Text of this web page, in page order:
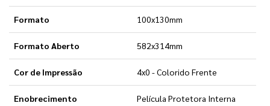
Formato 100x130mm
Formato Aberto 582x314mm
Cor de Impressão 4x0 - Colorido Frente
Enobrecimento Película Protetora Interna